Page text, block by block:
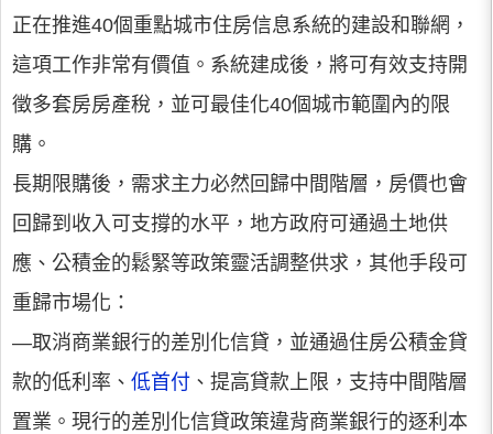
正在推進40個重點城市住房信息系統的建設和聯網，
這項工作非常有價值。系統建成後，將可有效支持開
徵多套房房產稅，並可最佳化40個城市範圍內的限
購。
長期限購後，需求主力必然回歸中間階層，房價也會
回歸到收入可支撐的水平，地方政府可通過土地供
應、公積金的鬆緊等政策靈活調整供求，其他手段可
重歸市場化：
—取消商業銀行的差別化信貸，並通過住房公積金貸
款的低利率、 低首付 、提高貸款上限，支持中間階層
置業。現行的差別化信貸政策違背商業銀行的逐利本